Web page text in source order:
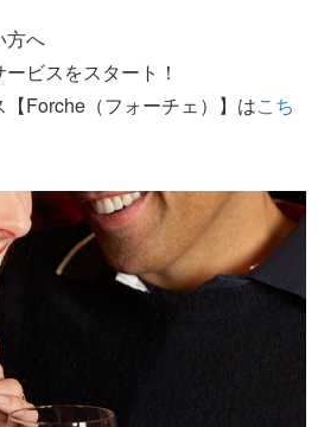
方へ
ビスをスタート！
Forche（フォーチェ）】はこち